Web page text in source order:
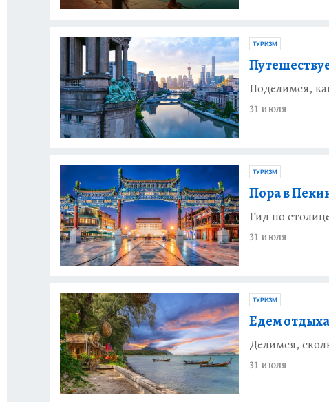
ТУРИЗМ
Поделимся,
31 июля
ТУРИЗМ
Пора в
Гид по
31 июля
ТУРИЗМ
Едем
Делимся,
31 июля